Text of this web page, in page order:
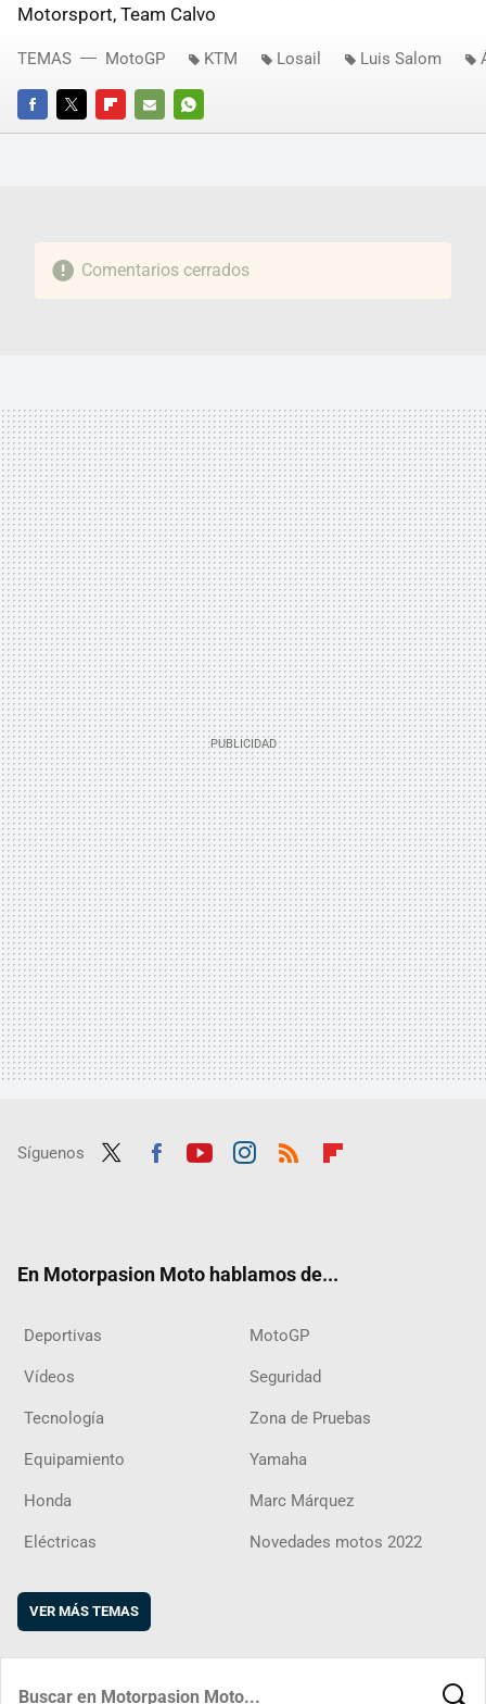
Motorsport, Team Calvo
FACEBOOKTWITTERFLIPBOARD
E-
WHATSAPP
TEMAS MotoGP KTM Losail Luis Salom
Comentarios cerrados
Síguenos
En Motorpasion Moto hablamos de...
Deportivas MotoGP
Vídeos Seguridad
Tecnología Zona de Pruebas
Equipamiento Yamaha
Honda Marc Márquez
Eléctricas Novedades motos 2022
VER MÁS TEMAS